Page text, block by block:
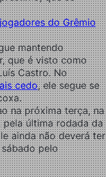
do Grêmio
mantendo
que é visto como
Castro. No
cedo, ele segue se
na próxima terça, na
pela última rodada da
ainda não deverá ter
pelo